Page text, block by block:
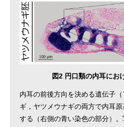
図2 円口類の内耳にお
内耳の前後方向を決める遺伝子（
ギ，ヤツメウナギの両方で内耳
する（右側の青い染色の部分）